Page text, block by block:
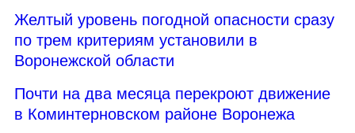
Желтый уровень погодной опасности сразу
по трем критериям установили в
Воронежской области
Почти на два месяца перекроют движение
в Коминтерновском районе Воронежа